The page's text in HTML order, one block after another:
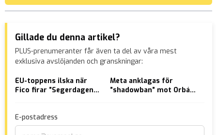
Gillade du denna artikel?
PLUS-prenumeranter får även ta del av våra mest
exklusiva avslöjanden och granskningar:
EU-toppens ilska när
Fico firar ”Segerdagen”
Meta anklagas för
”shadowban” mot Orbán
E-postadress